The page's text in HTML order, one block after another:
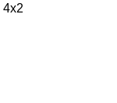
4x2